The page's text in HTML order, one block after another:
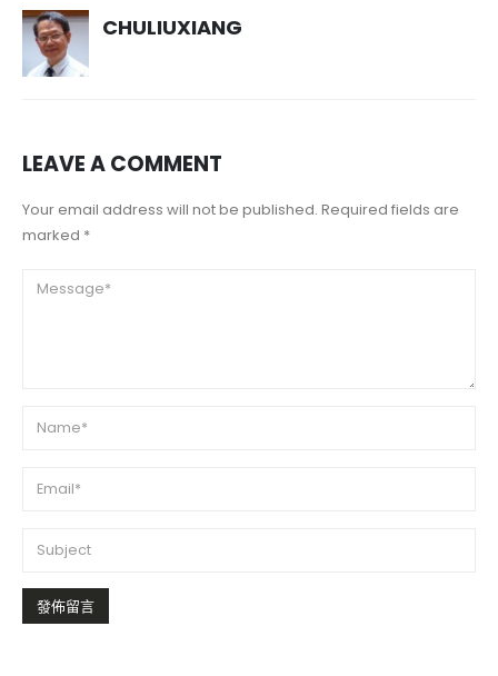
CHULIUXIANG
LEAVE A COMMENT
Your email address will not be published. Required fields are
marked *